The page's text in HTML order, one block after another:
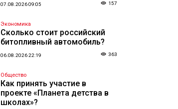
07.08.2026 09:05 157
Экономика
Сколько стоит российский
битопливный автомобиль?
06.08.2026 22:19 363
Общество
Как принять участие в
проекте «Планета детства в
школах»?